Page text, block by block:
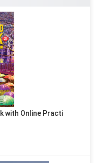
with Online Practi